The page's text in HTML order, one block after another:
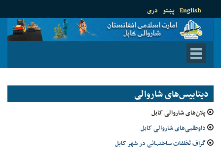
دری پښتو English
دیتابیس‌های شاروالی
پلان‌های شاروالی کابل
داوطلبی‌های شاروالی کابل
گراف تخلفات ساختمانی در شهر کابل